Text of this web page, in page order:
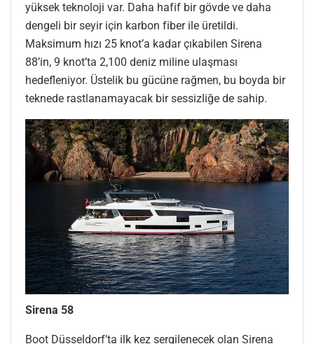
yüksek teknoloji var. Daha hafif bir gövde ve daha
dengeli bir seyir için karbon fiber ile üretildi.
Maksimum hızı 25 knot’a kadar çıkabilen Sirena
88’in, 9 knot’ta 2,100 deniz miline ulaşması
hedefleniyor. Üstelik bu gücüne rağmen, bu boyda bir
teknede rastlanamayacak bir sessizliğe de sahip.
Sirena 58
Boot Düsseldorf’ta ilk kez sergilenecek olan Sirena